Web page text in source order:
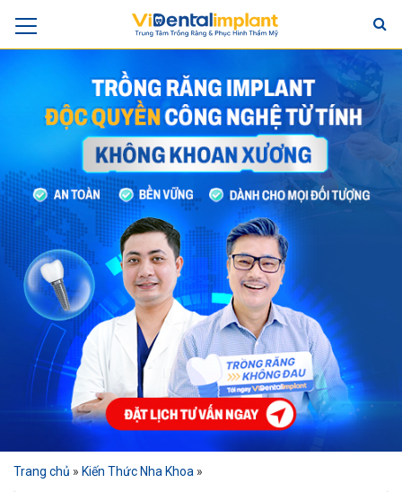
Trang chủ » Kiến Thức Nha Khoa »